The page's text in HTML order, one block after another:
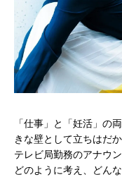
「仕事」と「妊活」の
きな壁として立ちはだ
テレビ局勤務のアナウ
どのように考え、どん